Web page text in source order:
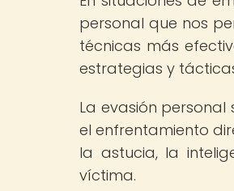
personal que nos
técnicas más
estrategias y
La evasión
el enfrentamiento
la astucia, la
víctima.